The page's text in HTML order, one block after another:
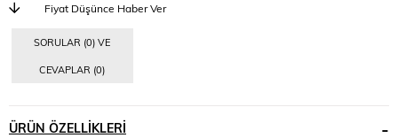
Fiyat Düşünce Haber Ver
SORULAR (0) VE
CEVAPLAR (0)
ÜRÜN ÖZELLIKLERI